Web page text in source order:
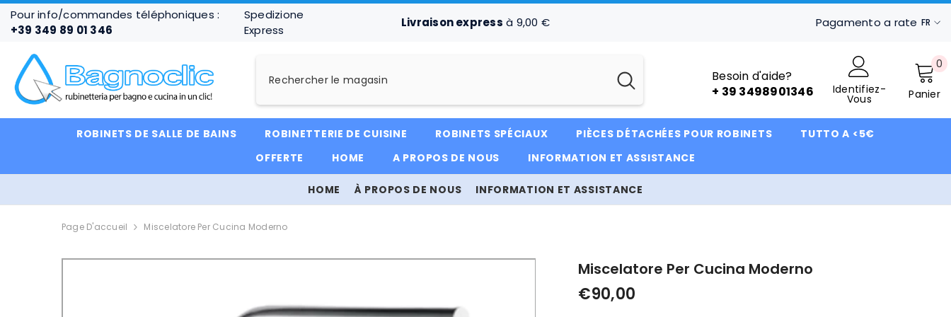
Pour info/commandes téléphoniques :
+39 349 89 01 346
Spedizione
Express
Livraison express à 9,00 € Pagamento a rate FR
DE
Besoin d'aide?
+ 39 3498901346
Identifiez-
Vous Panier
00
ROBINETS DE SALLE DE BAINS ROBINETTERIE DE CUISINE ROBINETS SPÉCIAUX PIÈCES DÉTACHÉES POUR ROBINETS
TUTTO A <5€
OFFERTE
HOME A PROPOS DE NOUS INFORMATION ET ASSISTANCE
HOME À PROPOS DE NOUS INFORMATION ET ASSISTANCE
Page D'accueil Miscelatore Per Cucina Moderno
Miscelatore Per Cucina Moderno
€90,00